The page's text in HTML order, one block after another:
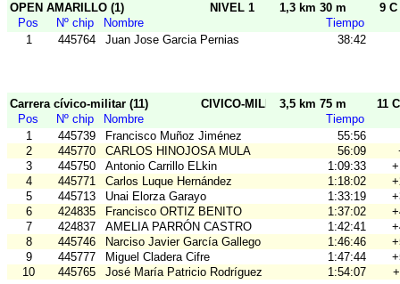
OPEN AMARILLO (1) NIVEL 1 1,3 km 30 m
9 C
Pos
Nº chip Nombre
Tiempo
1
445764 Juan Jose Garcia Pernias 38:42
Carrera cívico-militar (11) CIVICO-MILITAR3,5 km 75 m
11 C
Pos
Nº chip Nombre
Tiempo
1
445739 Francisco Muñoz Jiménez
55:56
2
445770 CARLOS HINOJOSA MULA 56:09
3
445750 Antonio Carrillo ELkin 1:09:33
4
445771 Carlos Luque Hernández 1:18:02
5
445713 Unai Elorza Garayo 1:33:19
6
424835 Francisco ORTIZ BENITO 1:37:02
7
424837 AMELIA PARRÓN CASTRO 1:42:41
8
445746 Narciso Javier García Gallego 1:46:46
9
445777 Miguel Cladera Cifre 1:47:44
10
445765 José María Patricio Rodríguez 1:54:07